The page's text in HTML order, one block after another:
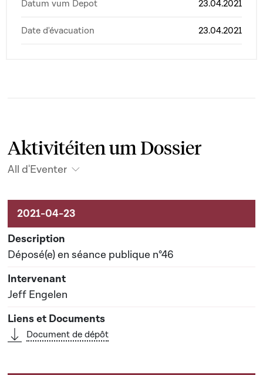
Datum vum Depot 23.04.2021
Date d'évacuation 23.04.2021
Aktivitéiten um Dossier
All d'Eventer
Aktivitéiten um Dossier
Déposé(e) en séance publique n°46
Jeff Engelen
Document de dépôt